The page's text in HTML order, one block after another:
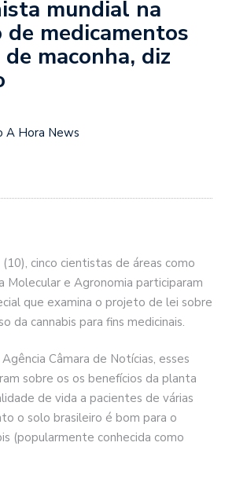
mundial na
de medicamentos
maconha, diz
A Hora News
cinco cientistas de áreas como
Molecular e Agronomia participaram
que examina o projeto de lei sobre
da cannabis para fins medicinais.
Câmara de Notícias, esses
sobre os os benefícios da planta
de vida a pacientes de várias
o solo brasileiro é bom para o
(popularmente conhecida como